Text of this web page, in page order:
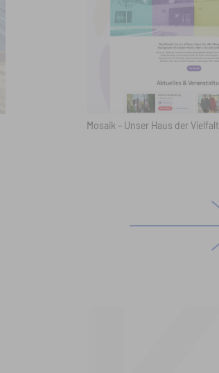
Mosaik – Unser Haus der Vielfalt